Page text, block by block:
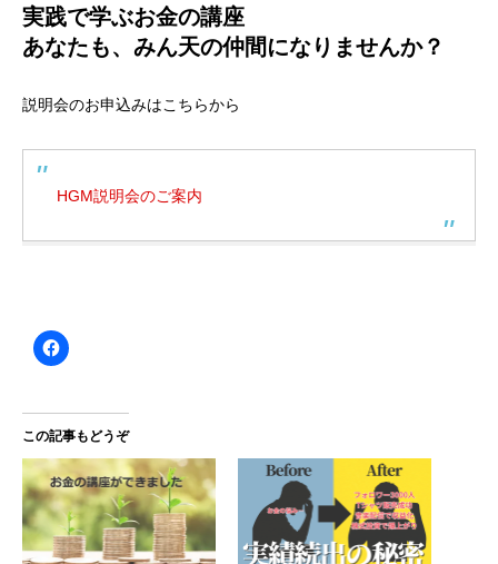
実践で学ぶお金の講座
あなたも、みん天の仲間になりませんか？
説明会のお申込みはこちらから
HGM説明会のご案内
この記事もどうぞ